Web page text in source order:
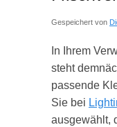
Gespeichert von
In Ihrem
steht
passende
Sie bei
ausgewählt,